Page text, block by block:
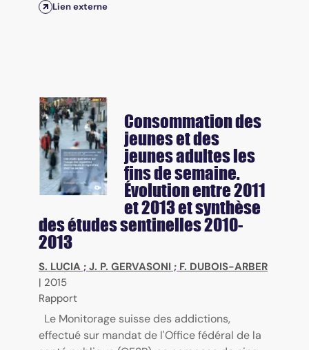
Lien externe
Consommation des
jeunes et des
jeunes adultes les
fins de semaine.
Évolution entre 2011
et 2013 et synthèse
des études sentinelles 2010-
2013
S. LUCIA ; J. P. GERVASONI ; F. DUBOIS-ARBER
| 2015
Rapport
Le Monitorage suisse des addictions,
effectué sur mandat de l'Office fédéral de la